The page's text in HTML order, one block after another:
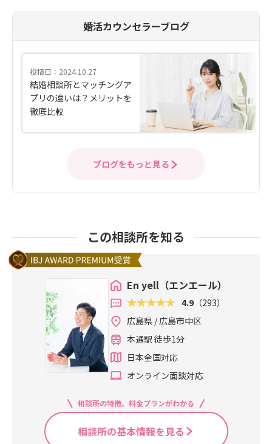
婚活カウンセラーブログ
投稿日：2024.10.27
結婚相談所とマッチングア
プリの違いは？メリットを
徹底比較
ブログをもっと見る
この相談所を知る
En yell（エンエール）
4.9（293）
広島県 / 広島市中区
本通駅 徒歩1分
日本全国対応
オンライン面談対応
相談所の特徴、料金プランがわかる
相談所の基本情報を見る